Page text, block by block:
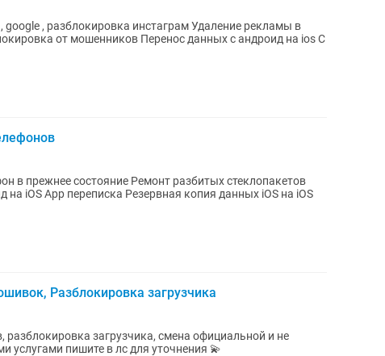
инстаграм Удаление рекламы в
от мошенников Перенос данных с андроид на ios С
Ремонт разбитых стеклопакетов
Резервная копия данных iOS на iOS
Разблокировка загрузчика
загрузчика, смена официальной и не
услугами пишите в лс для уточнения 💫